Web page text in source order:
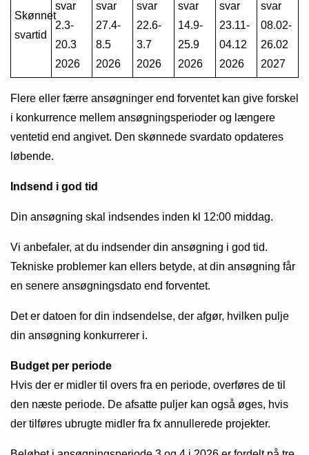
Skønnet
svartid
svar
2.3-
20.3
2026
svar
27.4-
8.5
2026
svar
22.6-
3.7
2026
svar
14.9-
25.9
2026
svar
23.11-
04.12
2026
svar
08.02-
26.02
2027
Flere eller færre ansøgninger end forventet kan give forskel
i konkurrence mellem ansøgningsperioder og længere
ventetid end angivet. Den skønnede svardato opdateres
løbende.
Indsend i god tid
Din ansøgning skal indsendes inden kl 12:00 middag.
Vi anbefaler, at du indsender din ansøgning i god tid.
Tekniske problemer kan ellers betyde, at din ansøgning får
en senere ansøgningsdato end forventet.
Det er datoen for din indsendelse, der afgør, hvilken pulje
din ansøgning konkurrerer i.
Budget per periode
Hvis der er midler til overs fra en periode, overføres de til
den næste periode. De afsatte puljer kan også øges, hvis
der tilføres ubrugte midler fra fx annullerede projekter.